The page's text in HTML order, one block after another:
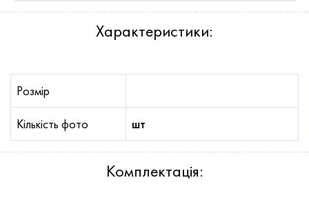
Характеристики:
Розмір
Кількість фото шт
Комплектація: